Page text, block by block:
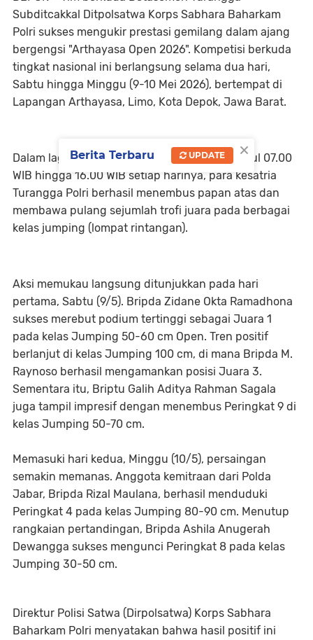
Subditcakkal Ditpolsatwa Korps Sabhara Baharkam
Polri sukses mengukir prestasi gemilang dalam ajang
bergengsi "Arthayasa Open 2026". Kompetisi berkuda
tingkat nasional ini berlangsung selama dua hari,
Sabtu hingga Minggu (9-10 Mei 2026), bertempat di
Lapangan Arthayasa, Limo, Kota Depok, Jawa Barat.
Dalam laga yang berlangsung ketat sejak pukul 07.00
WIB hingga 16.00 WIB setiap harinya, para kesatria
Turangga Polri berhasil menembus papan atas dan
membawa pulang sejumlah trofi juara pada berbagai
kelas jumping (lompat rintangan).
Aksi memukau langsung ditunjukkan pada hari
pertama, Sabtu (9/5). Bripda Zidane Okta Ramadhona
sukses merebut podium tertinggi sebagai Juara 1
pada kelas Jumping 50-60 cm Open. Tren positif
berlanjut di kelas Jumping 100 cm, di mana Bripda M.
Raynoso berhasil mengamankan posisi Juara 3.
Sementara itu, Briptu Galih Aditya Rahman Sagala
juga tampil impresif dengan menembus Peringkat 9 di
kelas Jumping 50-70 cm.
Memasuki hari kedua, Minggu (10/5), persaingan
semakin memanas. Anggota kemitraan dari Polda
Jabar, Bripda Rizal Maulana, berhasil menduduki
Peringkat 4 pada kelas Jumping 80-90 cm. Menutup
rangkaian pertandingan, Bripda Ashila Anugerah
Dewangga sukses mengunci Peringkat 8 pada kelas
Jumping 30-50 cm.
Direktur Polisi Satwa (Dirpolsatwa) Korps Sabhara
Baharkam Polri menyatakan bahwa hasil positif ini
×
Berita Terbaru UPDATE